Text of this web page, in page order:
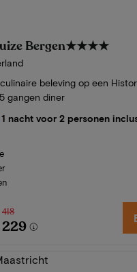
Bergen★★★★
beleving op een
gangen diner
1 nacht voor 2 personen
418
229